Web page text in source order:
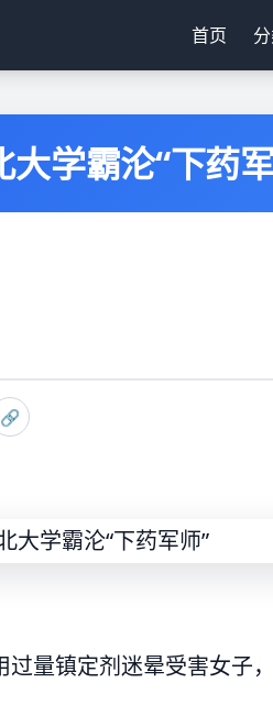
首页
学霸沦“下药
🔗
量镇定剂迷晕受害女子